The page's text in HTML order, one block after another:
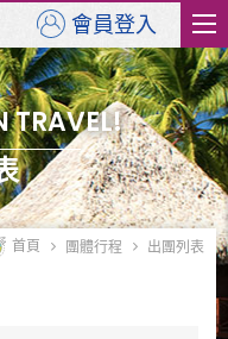
會員登入
TRAVEL!
首頁 團體行程 出團列表